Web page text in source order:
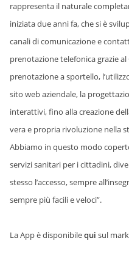
rappresenta il naturale
iniziata due anni fa, che si è
canali di comunicazione e
prenotazione telefonica grazie
prenotazione a sportello,
sito web aziendale, la
interattivi, fino alla creazione
vera e propria rivoluzione nella
Abbiamo in questo modo
servizi sanitari per i cittadini,
stesso l’accesso, sempre
sempre più facili e veloci”.
La App è disponibilequi sul